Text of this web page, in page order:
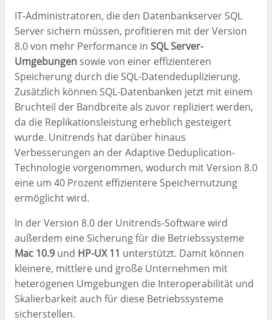
IT-Administratoren, die den Datenbankserver SQL
Server sichern müssen, profitieren mit der Version
8.0 von mehr Performance in SQL Server-
Umgebungen sowie von einer effizienteren
Speicherung durch die SQL-Datendeduplizierung.
Zusätzlich können SQL-Datenbanken jetzt mit einem
Bruchteil der Bandbreite als zuvor repliziert werden,
da die Replikationsleistung erheblich gesteigert
wurde. Unitrends hat darüber hinaus
Verbesserungen an der Adaptive Deduplication-
Technologie vorgenommen, wodurch mit Version 8.0
eine um 40 Prozent effizientere Speichernutzung
ermöglicht wird.
In der Version 8.0 der Unitrends-Software wird
außerdem eine Sicherung für die Betriebssysteme
Mac 10.9 und HP-UX 11 unterstützt. Damit können
kleinere, mittlere und große Unternehmen mit
heterogenen Umgebungen die Interoperabilität und
Skalierbarkeit auch für diese Betriebssysteme
sicherstellen.